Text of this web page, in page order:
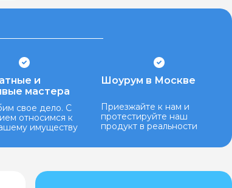
и
мастера
свое дело. С
относимся к
имуществу
Шоурум в Москве
Приезжайте к нам и
протестируйте наш
продукт в реальности